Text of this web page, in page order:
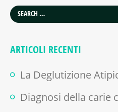
ARTICOLI RECENTI
La Deglutizione
Diagnosi della carie